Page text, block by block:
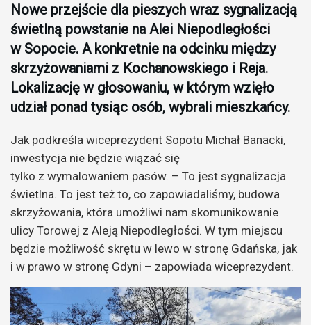
Nowe przejście dla pieszych wraz sygnalizacją
świetlną powstanie na Alei Niepodległości
w Sopocie. A konkretnie na odcinku między
skrzyżowaniami z Kochanowskiego i Reja.
Lokalizację w głosowaniu, w którym wzięło
udział ponad tysiąc osób, wybrali mieszkańcy.
Jak podkreśla wiceprezydent Sopotu Michał Banacki,
inwestycja nie będzie wiązać się
tylko z wymalowaniem pasów. – To jest sygnalizacja
świetlna. To jest też to, co zapowiadaliśmy, budowa
skrzyżowania, która umożliwi nam skomunikowanie
ulicy Torowej z Aleją Niepodległości. W tym miejscu
będzie możliwość skrętu w lewo w stronę Gdańska, jak
i w prawo w stronę Gdyni – zapowiada wiceprezydent.